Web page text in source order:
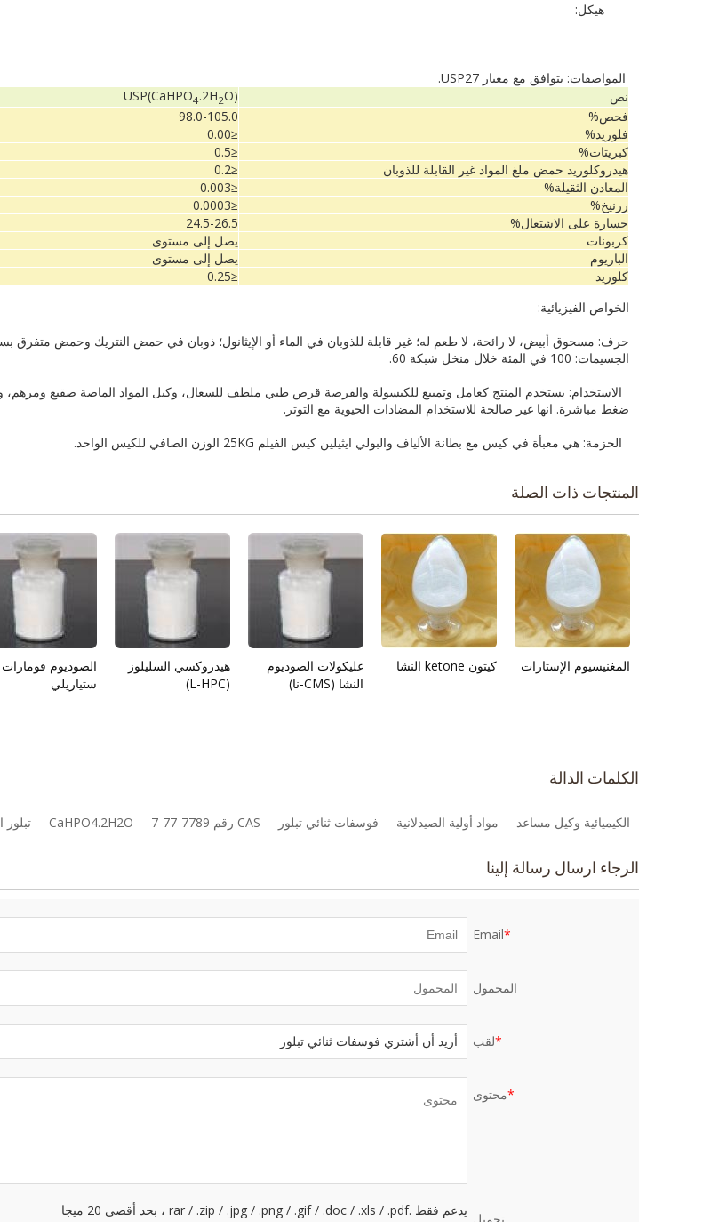
هيكل:
المواصفات: يتوافق مع معيار USP27
.
نص
USP(CaHPO4.2H2O)
فحص%
98.0-105.0
فلوريد%
≤0.00
كبريتات%
≤0.5
هيدروكلوريد حمض ملغ المواد غير القابلة للذوبان ≤0.2
المعادن الثقيلة%
≤0.003
زرنيخ%
≤0.0003
خسارة على الاشتعال%
24.5-26.5
كربونات
يصل إلى مستوى
الباريوم
يصل إلى مستوى
كلوريد
≤0.25
الخواص الفيزيائية:
حرف: مسحوق أبيض، لا رائحة، لا طعم له؛ غير قابلة للذوبان في الماء أو الإيثانول؛ ذوبان في حمض النتريك وحمض متفرق
الجسيمات: 100 في المئة خلال منخل شبكة 60.
الاستخدام: يستخدم المنتج كعامل وتمييع للكبسولة والقرصة قرص طبي ملطف للسعال، وكيل المواد الماصة صقيع ومرهم،
ضغط مباشرة. انها غير صالحة للاستخدام المضادات الحيوية مع التوتر.
الحزمة: هي معبأة في كيس مع بطانة الألياف والبولي ايثيلين كيس الفيلم 25KG الوزن الصافي للكيس الواحد.
المنتجات ذات الصلة
المغنيسيوم الإستارات كيتون ketone النشا
غليكولات الصوديوم
النشا (CMS-نا)
هيدروكسي السليلوز
(L-HPC)
الصوديوم فومارات
ستياريلي
الكلمات الدالة
الكيميائية وكيل مساعد مواد أولية الصيدلانية فوسفات ثنائي تبلور CAS رقم 7789-77-7 CaHPO4.2H2O
الرجاء ارسال رسالة إلينا
*
Email
المحمول
*لقب
*محتوى
يدعم فقط .rar / .zip / .jpg / .png / .gif / .doc / .xls / .pdf ، بحد أقصى 20 ميجا